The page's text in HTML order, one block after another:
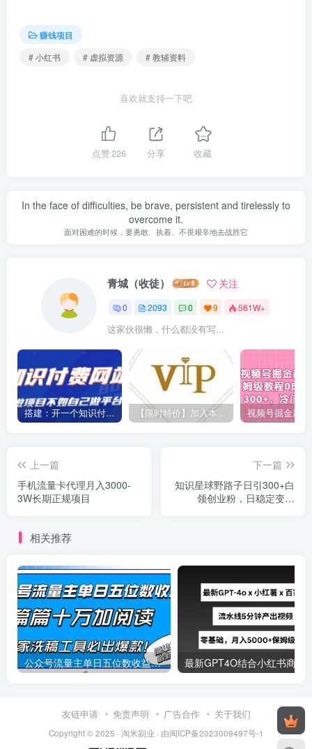
赚钱项目
# 小红书
# 虚拟资源 # 教辅资料
喜欢就支持一下吧
点赞226 分享 收藏
In the face of difficulties, be brave, persistent and tirelessly to
overcome it.
面对困难的时候，要勇敢、执着、不畏艰辛地去战胜它
青城（收徒） 关注
0 2093 0 9 561W+
这家伙很懒，什么都没有写...
搭建：开一个知识付费资源网站，24小时全自动赚钱！ 【限时特价】加入本站VIP会员，海量最新各大团队网赚内部教程全免费，每天持续更新！
上一篇
手机流量卡代理月入3000-
3W长期正规项目
下一篇
知识星球野路子日引300+白
领创业粉，日稳定变现
相关推荐
公众号流量主单日五位数收益，篇篇十万加阅读独家洗稿工具必出爆款！
友链申请 免责声明 广告合作 关于我们
Copyright © 2025 · 淘米副业 · 由闽ICP备2023009497号-1